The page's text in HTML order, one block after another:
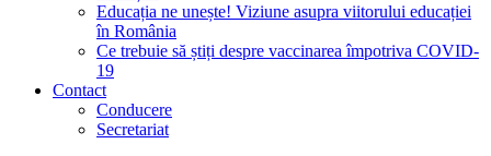
Educația ne unește! Viziune asupra viitorului educației
în România
Ce trebuie să știți despre vaccinarea împotriva COVID-
19
Contact
Conducere
Secretariat